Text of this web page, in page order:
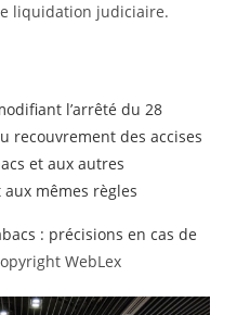
liquidation judiciaire.
l’arrêté du 28
recouvrement des accises
et aux autres
mêmes règles
: précisions en cas de
WebLex